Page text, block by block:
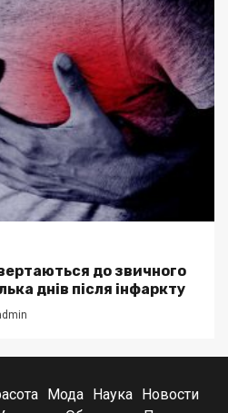
до звичного
днів після інфаркту
Мода Наука
Новости